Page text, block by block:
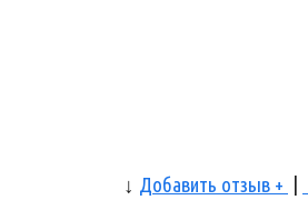
↓ Добавить отзыв +